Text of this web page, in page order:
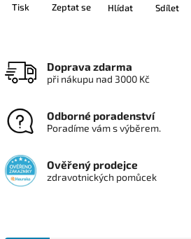
Tisk Zeptat se Hlídat Sdílet
Doprava zdarma
při nákupu nad 3000 Kč
Odborné poradenství
Poradíme vám s výběrem.
Ověřený prodejce
zdravotnických pomůcek